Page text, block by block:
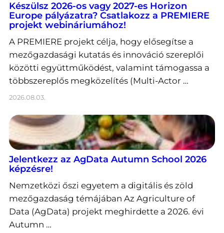
Készülsz 2026-os vagy 2027-es Horizon
Europe pályázatra? Csatlakozz a PREMIERE
projekt webináriumához!
A PREMIERE projekt célja, hogy elősegítse a
mezőgazdasági kutatás és innováció szereplői
közötti együttműködést, valamint támogassa a
többszereplős megközelítés (Multi-Actor …
2026.08.03.
Jelentkezz az AgData Autumn School 2026
képzésre!
Nemzetközi őszi egyetem a digitális és zöld
mezőgazdaság témájában Az Agriculture of
Data (AgData) projekt meghirdette a 2026. évi
Autumn …